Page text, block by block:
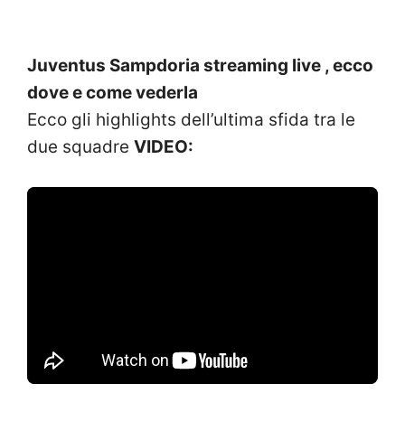
Juventus Sampdoria streaming live , ecco
dove e come vederla
Ecco gli highlights dell’ultima sfida tra le
due squadre VIDEO: